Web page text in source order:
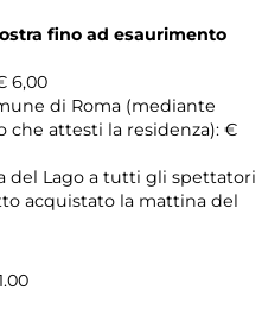
fino ad esaurimento
6,00
di Roma (mediante
attesti la residenza): €
del Lago a tutti gli spettatori
acquistato la mattina del